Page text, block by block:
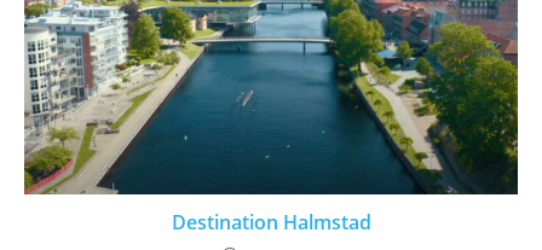
Destination Halmstad